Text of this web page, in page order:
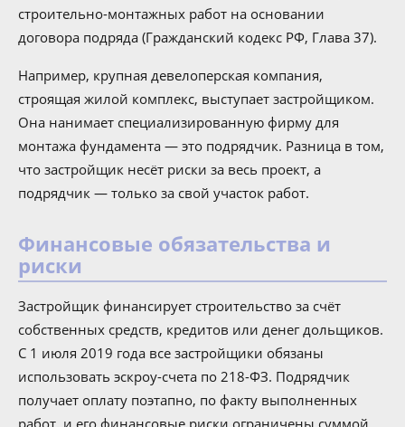
строительно-монтажных работ на основании
договора подряда (Гражданский кодекс РФ, Глава 37).
Например, крупная девелоперская компания,
строящая жилой комплекс, выступает застройщиком.
Она нанимает специализированную фирму для
монтажа фундамента — это подрядчик. Разница в том,
что застройщик несёт риски за весь проект, а
подрядчик — только за свой участок работ.
Финансовые обязательства и
риски
Застройщик финансирует строительство за счёт
собственных средств, кредитов или денег дольщиков.
С 1 июля 2019 года все застройщики обязаны
использовать эскроу-счета по 218-ФЗ. Подрядчик
получает оплату поэтапно, по факту выполненных
работ, и его финансовые риски ограничены суммой